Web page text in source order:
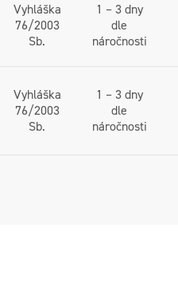
Vyhláška
76/2003
Sb.
1 – 3 dny
dle
náročnosti
Vyhláška
76/2003
Sb.
1 – 3 dny
dle
náročnosti